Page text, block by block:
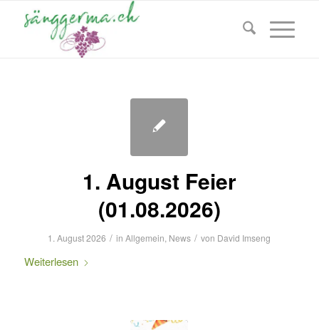
1. August Feier
(01.08.2026)
1. August 2026 / inAllgemein, News / von David Imseng
Weiterlesen